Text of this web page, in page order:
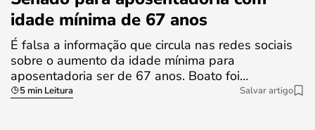
idade mínima de 67 anos
É falsa a informação que circula nas redes sociais
sobre o aumento da idade mínima para
aposentadoria ser de 67 anos. Boato foi…
5 min Leitura Salvar artigo